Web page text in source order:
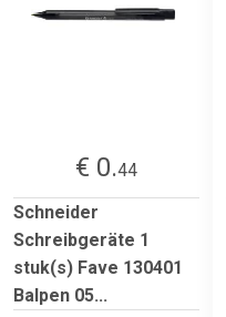
€ 0.44
Schneider
Schreibgeräte 1
stuk(s) Fave 130401
Balpen 05...